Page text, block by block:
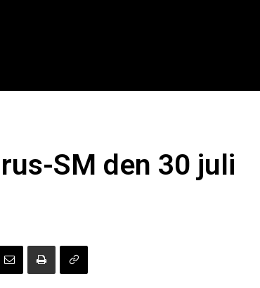
SM den 30 juli